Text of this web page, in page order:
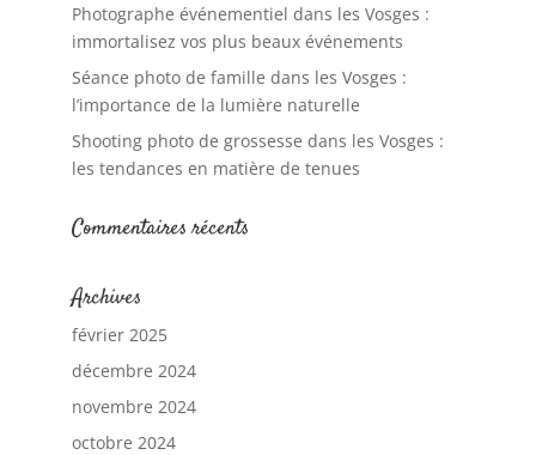
Photographe événementiel dans les Vosges :
immortalisez vos plus beaux événements
Séance photo de famille dans les Vosges :
l’importance de la lumière naturelle
Shooting photo de grossesse dans les Vosges :
les tendances en matière de tenues
Commentaires récents
Archives
février 2025
décembre 2024
novembre 2024
octobre 2024